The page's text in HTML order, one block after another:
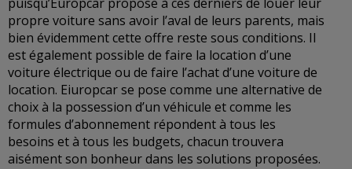
puisqu’Europcar propose à ces derniers de louer leur
propre voiture sans avoir l’aval de leurs parents, mais
bien évidemment cette offre reste sous conditions. Il
est également possible de faire la location d’une
voiture électrique ou de faire l’achat d’une voiture de
location. Eiuropcar se pose comme une alternative de
choix à la possession d’un véhicule et comme les
formules d’abonnement répondent à tous les
besoins et à tous les budgets, chacun trouvera
aisément son bonheur dans les solutions proposées.